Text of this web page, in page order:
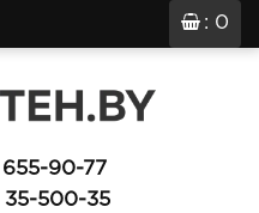
: 0
90-77
35-500-35